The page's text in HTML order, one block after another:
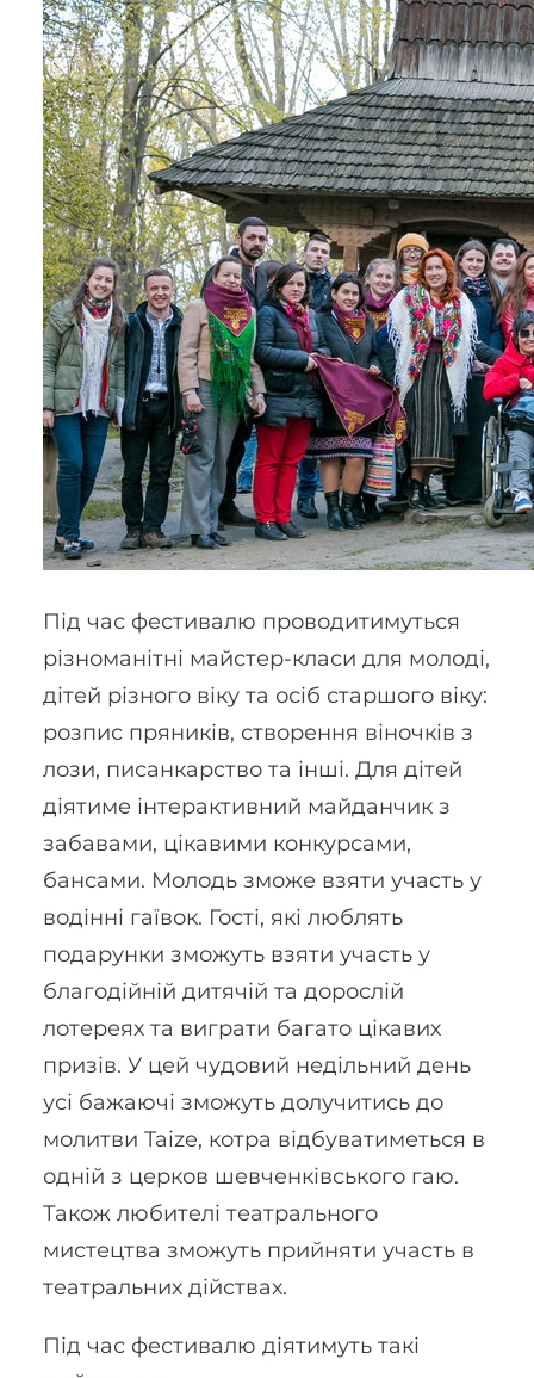
Під час фестивалю проводитимуться
різноманітні майстер-класи для молоді,
дітей різного віку та осіб старшого віку:
розпис пряників, створення віночків з
лози, писанкарство та інші. Для дітей
діятиме інтерактивний майданчик з
забавами, цікавими конкурсами,
бансами. Молодь зможе взяти участь у
водінні гаївок. Гості, які люблять
подарунки зможуть взяти участь у
благодійній дитячій та дорослій
лотереях та виграти багато цікавих
призів. У цей чудовий недільний день
усі бажаючі зможуть долучитись до
молитви Taize, котра відбуватиметься в
одній з церков шевченківського гаю.
Також любителі театрального
мистецтва зможуть прийняти участь в
театральних дійствах.
Під час фестивалю діятимуть такі